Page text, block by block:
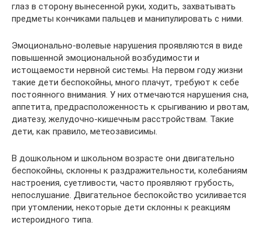
глаз в сторону вынесенной руки, ходить, захватывать
предметы кончиками пальцев и манипулировать с ними.
Эмоционально-волевые нарушения проявляются в виде
повышенной эмоциональной возбудимости и
истощаемости нервной системы. На первом году жизни
такие дети беспокойны, много плачут, требуют к себе
постоянного внимания. У них отмечаются нарушения сна,
аппетита, предрасположенность к срыгиванию и рвотам,
диатезу, желудочно-кишечным расстройствам. Такие
дети, как правило, метеозависимы.
В дошкольном и школьном возрасте они двигательно
беспокойны, склонны к раздражительности, колебаниям
настроения, суетливости, часто проявляют грубость,
непослушание. Двигательное беспокойство усиливается
при утомлении, некоторые дети склонны к реакциям
истероидного типа.